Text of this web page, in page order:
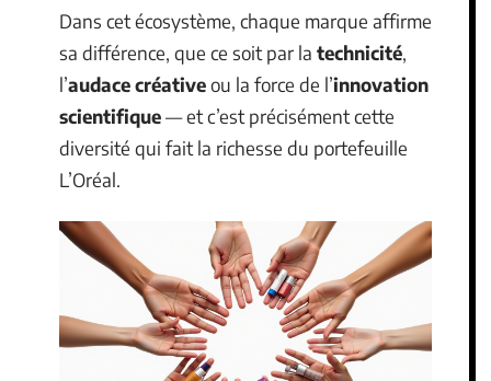
Dans cet écosystème, chaque marque affirme
sa différence, que ce soit par la technicité,
l’audace créativeou la force de l’innovation
scientifique— et c’est précisément cette
diversité qui fait la richesse du portefeuille
L’Oréal.